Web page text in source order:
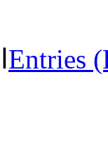
Entries